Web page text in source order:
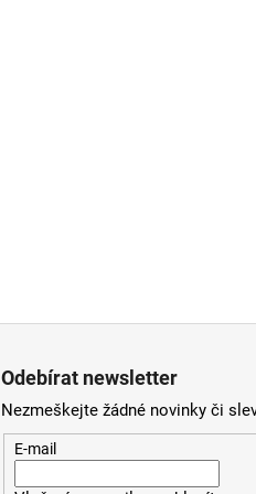
Odebírat newsletter
Nezmeškejte žádné novinky či
E-mail